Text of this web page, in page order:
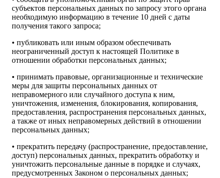
субъектов персональных данных по запросу этого органа
необходимую информацию в течение 10 дней с даты
получения такого запроса;
• публиковать или иным образом обеспечивать
неограниченный доступ к настоящей Политике в
отношении обработки персональных данных;
• принимать правовые, организационные и технические
меры для защиты персональных данных от
неправомерного или случайного доступа к ним,
уничтожения, изменения, блокирования, копирования,
предоставления, распространения персональных данных,
а также от иных неправомерных действий в отношении
персональных данных;
• прекратить передачу (распространение, предоставление,
доступ) персональных данных, прекратить обработку и
уничтожить персональные данные в порядке и случаях,
предусмотренных Законом о персональных данных;